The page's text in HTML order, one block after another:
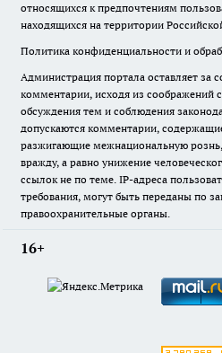
относящихся к предпочтениям
находящихся на территории
Политика конфиденциальности и
Администрация портала оставляет за
комментарии, исходя из соображений
обсуждения тем и соблюдения
допускаются комментарии,
разжигающие межнациональную
вражду, а равно унижение
ссылок не по теме. IP-адреса
требования, могут быть переданы по
правоохранительные органы.
16+